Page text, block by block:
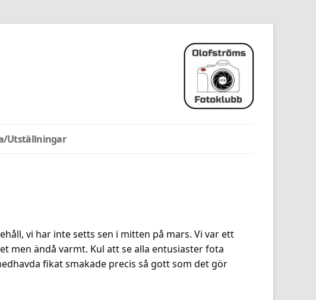
Utställningar
vi har inte setts sen i mitten på mars. Vi var ett
men ändå varmt. Kul att se alla entusiaster fota
fikat smakade precis så gott som det gör